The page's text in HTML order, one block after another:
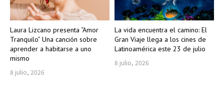
Laura Lizcano presenta “Amor
Tranquilo” Una canción sobre
aprender a habitarse a uno
mismo
8 julio, 2026
La vida encuentra el camino: El
Gran Viaje llega a los cines de
Latinoamérica este 23 de julio
8 julio, 2026